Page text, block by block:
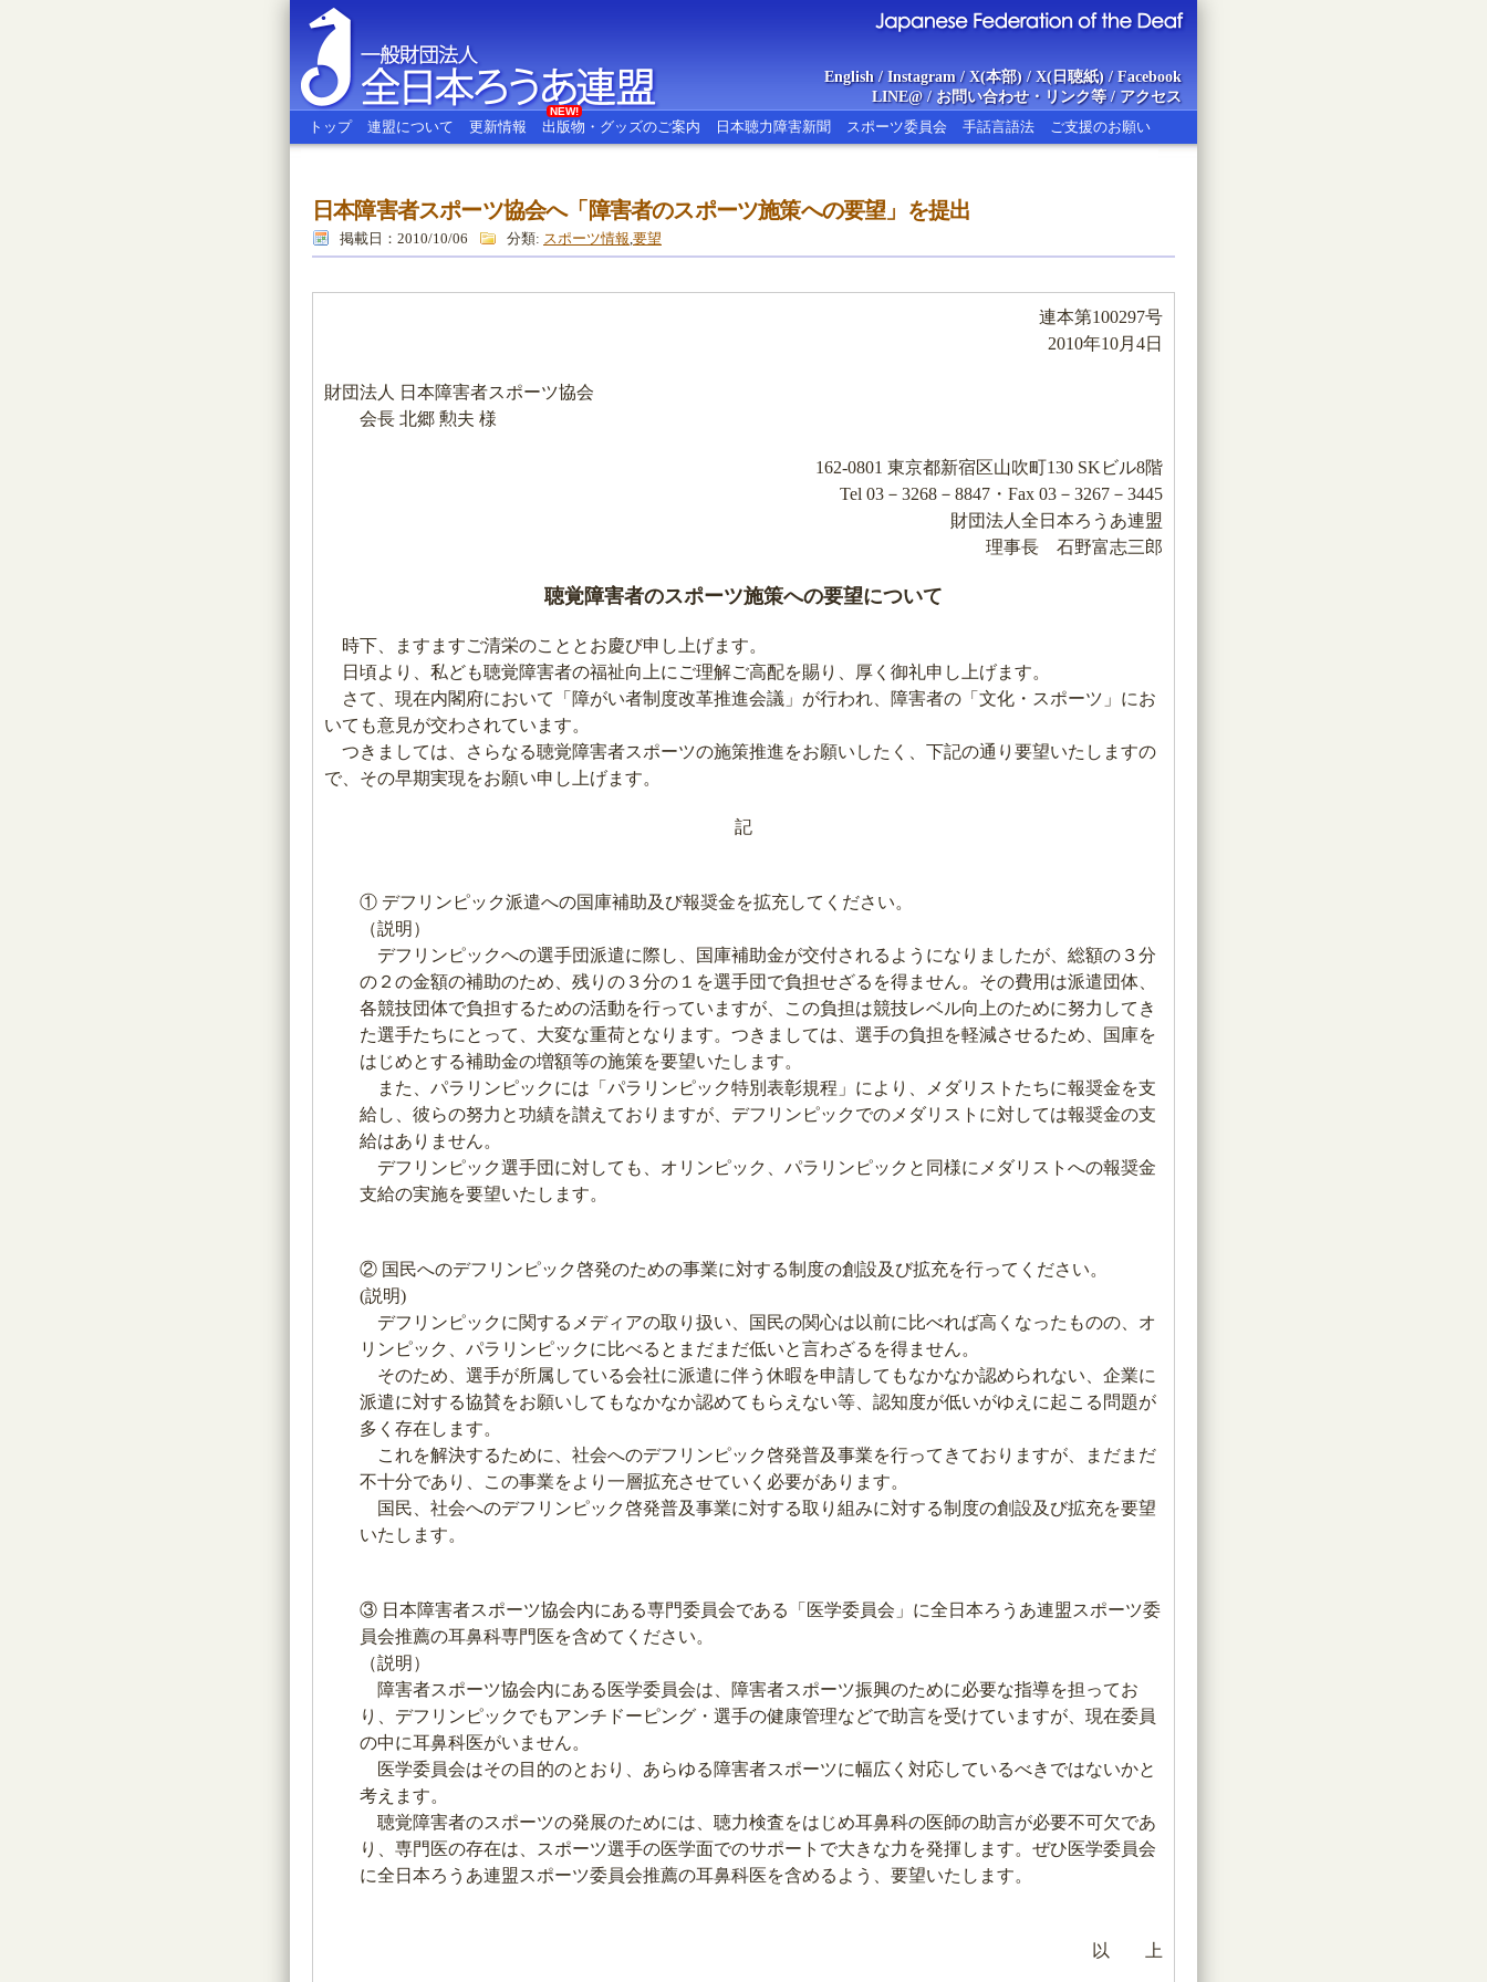
全日本ろうあ連盟
English/ Instagram/ X(本部)/ X(日聴紙)/ Facebook
LINE@/ お問い合わせ・リンク等/ アクセス
トップ
連盟について 更新情報 出版物・グッズのご案内
NEW!
日本聴力障害新聞 スポーツ委員会 手話言語法 ご支援のお願い
日本障害者スポーツ協会へ「障害者のスポーツ施策への要望」を提出
掲載日：2010/10/06 分類: スポーツ情報,要望
連本第100297号
2010年10月4日
財団法人 日本障害者スポーツ協会
会長 北郷 勲夫 様
162-0801 東京都新宿区山吹町130 SKビル8階
Tel 03－3268－8847・Fax 03－3267－3445
財団法人全日本ろうあ連盟
理事長 石野富志三郎
聴覚障害者のスポーツ施策への要望について
時下、ますますご清栄のこととお慶び申し上げます。
日頃より、私ども聴覚障害者の福祉向上にご理解ご高配を賜り、厚く御礼申し上げます。
さて、現在内閣府において「障がい者制度改革推進会議」が行われ、障害者の「文化・スポーツ」にお
いても意見が交わされています。
つきましては、さらなる聴覚障害者スポーツの施策推進をお願いしたく、下記の通り要望いたしますの
で、その早期実現をお願い申し上げます。
記
① デフリンピック派遣への国庫補助及び報奨金を拡充してください。
（説明）
デフリンピックへの選手団派遣に際し、国庫補助金が交付されるようになりましたが、総額の３分
の２の金額の補助のため、残りの３分の１を選手団で負担せざるを得ません。その費用は派遣団体、
各競技団体で負担するための活動を行っていますが、この負担は競技レベル向上のために努力してき
た選手たちにとって、大変な重荷となります。つきましては、選手の負担を軽減させるため、国庫を
はじめとする補助金の増額等の施策を要望いたします。
また、パラリンピックには「パラリンピック特別表彰規程」により、メダリストたちに報奨金を支
給し、彼らの努力と功績を讃えておりますが、デフリンピックでのメダリストに対しては報奨金の支
給はありません。
デフリンピック選手団に対しても、オリンピック、パラリンピックと同様にメダリストへの報奨金
支給の実施を要望いたします。
② 国民へのデフリンピック啓発のための事業に対する制度の創設及び拡充を行ってください。
(説明)
デフリンピックに関するメディアの取り扱い、国民の関心は以前に比べれば高くなったものの、オ
リンピック、パラリンピックに比べるとまだまだ低いと言わざるを得ません。
そのため、選手が所属している会社に派遣に伴う休暇を申請してもなかなか認められない、企業に
派遣に対する協賛をお願いしてもなかなか認めてもらえない等、認知度が低いがゆえに起こる問題が
多く存在します。
これを解決するために、社会へのデフリンピック啓発普及事業を行ってきておりますが、まだまだ
不十分であり、この事業をより一層拡充させていく必要があります。
国民、社会へのデフリンピック啓発普及事業に対する取り組みに対する制度の創設及び拡充を要望
いたします。
③ 日本障害者スポーツ協会内にある専門委員会である「医学委員会」に全日本ろうあ連盟スポーツ委
員会推薦の耳鼻科専門医を含めてください。
（説明）
障害者スポーツ協会内にある医学委員会は、障害者スポーツ振興のために必要な指導を担ってお
り、デフリンピックでもアンチドーピング・選手の健康管理などで助言を受けていますが、現在委員
の中に耳鼻科医がいません。
医学委員会はその目的のとおり、あらゆる障害者スポーツに幅広く対応しているべきではないかと
考えます。
聴覚障害者のスポーツの発展のためには、聴力検査をはじめ耳鼻科の医師の助言が必要不可欠であ
り、専門医の存在は、スポーツ選手の医学面でのサポートで大きな力を発揮します。ぜひ医学委員会
に全日本ろうあ連盟スポーツ委員会推薦の耳鼻科医を含めるよう、要望いたします。
以 上